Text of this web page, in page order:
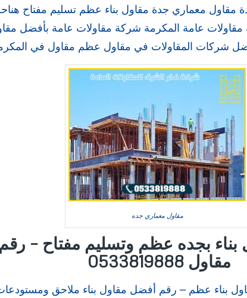
مقاول معماري جدة مقاول بناء عظم تسليم مفتاح
مقاولات عامة المكرمة شركة مقاولات عامة بأفضل
شركات المقاولات في مقاول عظم مقاول في
مقاول معماري جده
بجده عظم وتسليم مفتاح –
مقاول 0533819888
بناء عظم – رقم أفضل مقاول بناء ملاحق